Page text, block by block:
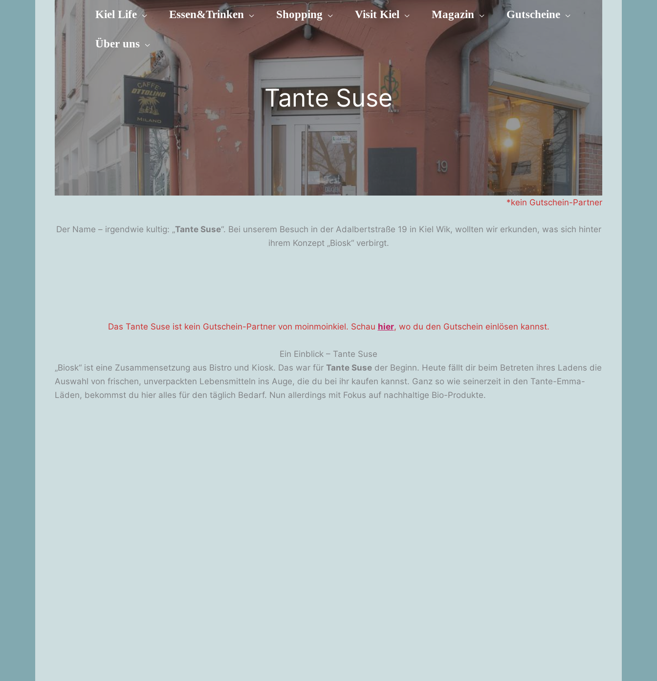
Kiel Life Essen&Trinken Shopping Visit Kiel Magazin Gutscheine
Über uns
Tante Suse
*kein Gutschein-Partner
Der Name – irgendwie kultig: „Tante Suse“. Bei unserem Besuch in der Adalbertstraße 19 in Kiel Wik, wollten wir erkunden, was sich hinter
ihrem Konzept „Biosk“ verbirgt.
Das Tante Suse ist kein Gutschein-Partner von moinmoinkiel. Schau hier, wo du den Gutschein einlösen kannst.
Ein Einblick – Tante Suse
„Biosk“ ist eine Zusammensetzung aus Bistro und Kiosk. Das war für Tante Suse der Beginn. Heute fällt dir beim Betreten ihres Ladens die
Auswahl von frischen, unverpackten Lebensmitteln ins Auge, die du bei ihr kaufen kannst. Ganz so wie seinerzeit in den Tante-Emma-
Läden, bekommst du hier alles für den täglich Bedarf. Nun allerdings mit Fokus auf nachhaltige Bio-Produkte.